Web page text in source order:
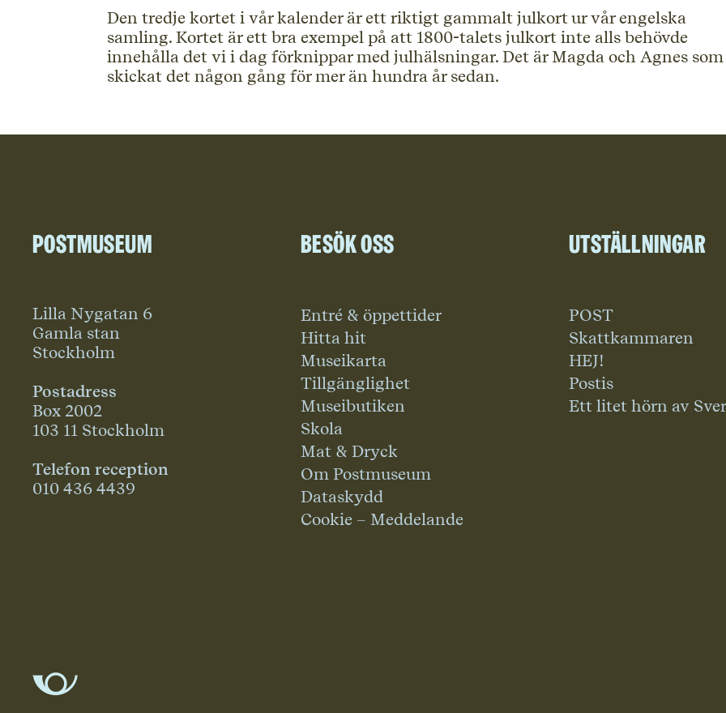
Den tredje kortet i vår kalender är ett riktigt gammalt julkort ur vår engelska
samling. Kortet är ett bra exempel på att 1800-talets julkort inte alls behövde
innehålla det vi i dag förknippar med julhälsningar. Det är Magda och Agnes som
skickat det någon gång för mer än hundra år sedan.
Postmuseum
Lilla Nygatan 6
Gamla stan
Stockholm
Postadress
Box 2002
103 11 Stockholm
Telefon reception
010 436 4439
Besök oss
Entré & öppettider
Hitta hit
Museikarta
Tillgänglighet
Museibutiken
Skola
Mat & Dryck
Om Postmuseum
Dataskydd
Cookie – Meddelande
Utställningar
POST
Skattkammaren
HEJ!
Postis
Ett litet hörn av